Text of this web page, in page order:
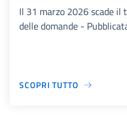
Il 31 marzo 2026 scade il
delle domande -
SCOPRI TUTTO